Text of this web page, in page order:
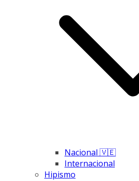
Nacional 🇻🇪
Internacional
Hipismo